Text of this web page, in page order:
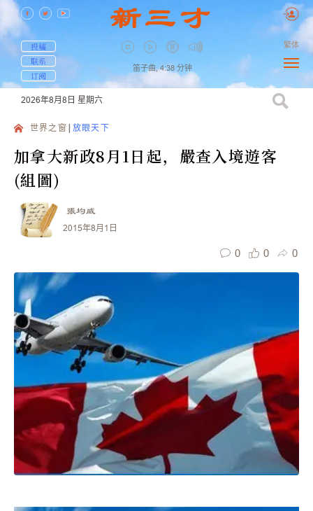
投稿
联系
订阅
笛子曲, 4:38 分钟
繁体
2026年8月8日 星期六
世界之窗 放眼天下
加拿大新政8月1日起，嚴查入境遊客
(組圖)
張均威
2015年8月1日
0 0 0